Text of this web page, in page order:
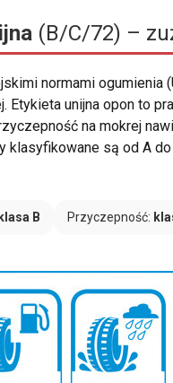
(B/C/72) –
normami ogumienia
Etykieta unijna opon to
na mokrej
klasyfikowane są od A
klasa B Przyczepność: